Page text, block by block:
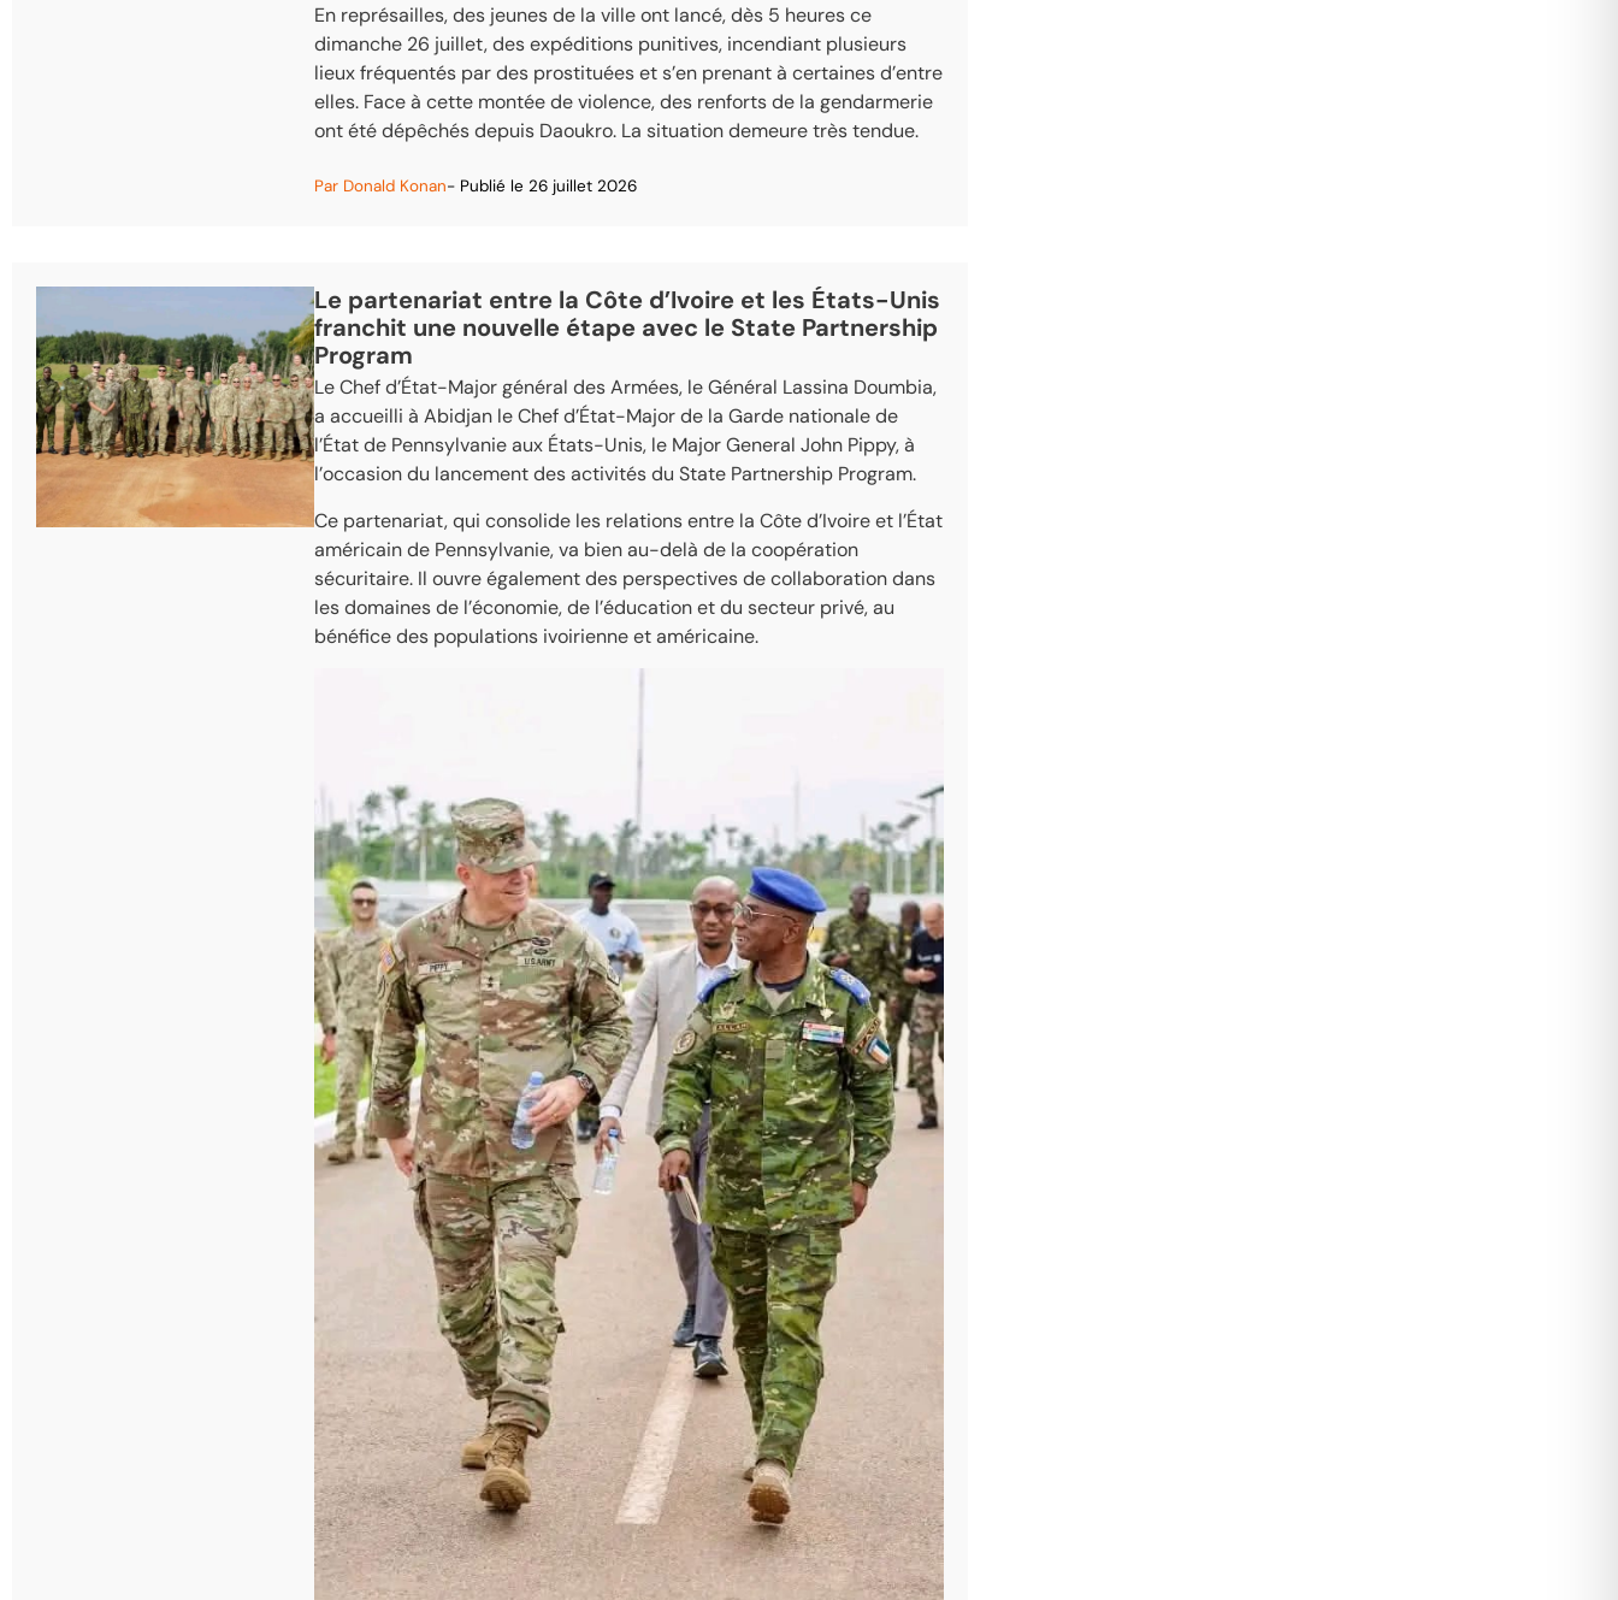
En représailles, des jeunes de la ville ont lancé, dès 5 heures ce
dimanche 26 juillet, des expéditions punitives, incendiant plusieurs
lieux fréquentés par des prostituées et s’en prenant à certaines d’entre
elles. Face à cette montée de violence, des renforts de la gendarmerie
ont été dépêchés depuis Daoukro. La situation demeure très tendue.
ParDonald Konan- Publié le 26 juillet 2026
Le partenariat entre la Côte d’Ivoire et les États-Unis
franchit une nouvelle étape avec le State Partnership
Program
Le Chef d’État-Major général des Armées, le Général Lassina Doumbia,
a accueilli à Abidjan le Chef d’État-Major de la Garde nationale de
l’État de Pennsylvanie aux États-Unis, le Major General John Pippy, à
l’occasion du lancement des activités du State Partnership Program.
Ce partenariat, qui consolide les relations entre la Côte d’Ivoire et l’État
américain de Pennsylvanie, va bien au-delà de la coopération
sécuritaire. Il ouvre également des perspectives de collaboration dans
les domaines de l’économie, de l’éducation et du secteur privé, au
bénéfice des populations ivoirienne et américaine.